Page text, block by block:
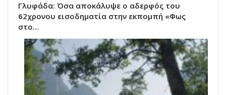
Γλυφάδα: Όσα αποκάλυψε ο αδερφός του
62χρονου εισοδηματία στην εκπομπή «Φως
στο…